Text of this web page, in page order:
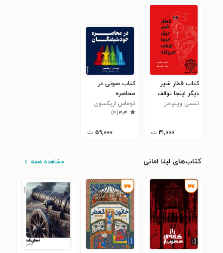
کتاب قطار شیر
دیگر اینجا توقف
نمی کند
تنسی ویلیامز
۴۱,۰۰۰ ت
کتاب صوتی در
محاصره
خودشیفتگان
(خلاصه کتاب)
توماس اریکسون
۳٫۳(۳)
۵۹,۰۰۰ ت
کتاب‌های لیلا امانی مشاهده همه